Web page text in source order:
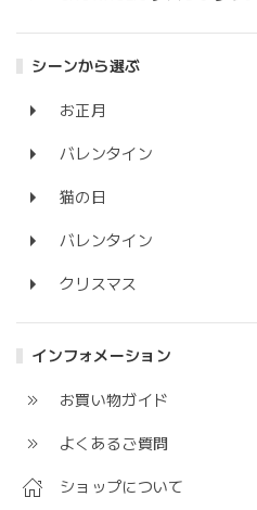
シーンから選ぶ
お正月
バレンタイン
猫の日
バレンタイン
クリスマス
インフォメーション
お買い物ガイド
よくあるご質問
ショップについて